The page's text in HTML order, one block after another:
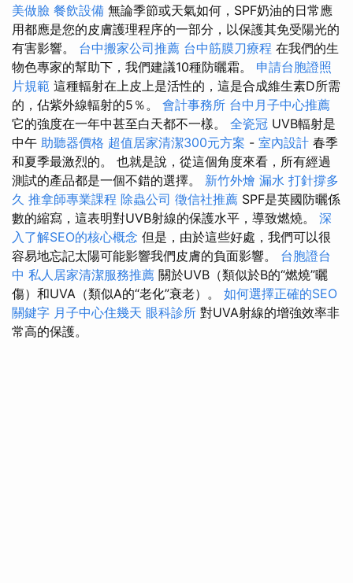
美做臉 餐飲設備 無論季節或天氣如何，SPF奶油的日常應
用都應是您的皮膚護理程序的一部分，以保護其免受陽光的
有害影響。 台中搬家公司推薦 台中筋膜刀療程 在我們的生
物色專家的幫助下，我們建議10種防曬霜。 申請台胞證照
片規範 這種輻射在上皮上是活性的，這是合成維生素D所需
的，佔紫外線輻射的5％。 會計事務所 台中月子中心推薦
它的強度在一年中甚至白天都不一樣。 全瓷冠 UVB輻射是
中午 助聽器價格 超值居家清潔300元方案 - 室內設計 春季
和夏季最激烈的。 也就是說，從這個角度來看，所有經過
測試的產品都是一個不錯的選擇。 新竹外燴 漏水 打針撐多
久 推拿師專業課程 除蟲公司 徵信社推薦 SPF是英國防曬係
數的縮寫，這表明對UVB射線的保護水平，導致燃燒。 深
入了解SEO的核心概念 但是，由於這些好處，我們可以很
容易地忘記太陽可能影響我們皮膚的負面影響。 台胞證台
中 私人居家清潔服務推薦 關於UVB（類似於B的“燃燒”曬
傷）和UVA（類似A的“老化”衰老）。 如何選擇正確的SEO
關鍵字 月子中心住幾天 眼科診所 對UVA射線的增強效率非
常高的保護。